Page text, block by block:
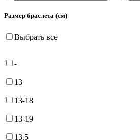
Размер браслета (см)
Выбрать все
-
13
13-18
13-19
13.5